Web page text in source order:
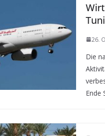
26.
Die
Ende